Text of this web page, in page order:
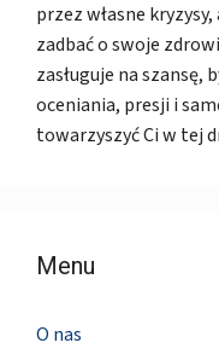
przez własne
zadbać o swoje
zasługuje na szansę,
oceniania, presji i
towarzyszyć Ci w tej
Menu
O nas